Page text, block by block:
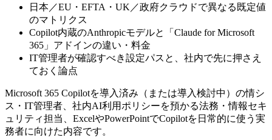
日本／EU・EFTA・UK／政府クラウドで異なる既定値
のマトリクス
Copilot内蔵のAnthropicモデルと「Claude for Microsoft
365」アドインの違い・料金
IT管理者が確認すべき設定パスと、社内で先に押さえ
ておく論点
Microsoft 365 Copilotを導入済み（または導入検討中）の情シ
ス・IT管理者、社内AI利用ポリシーを預かる法務・情報セキ
ュリティ担当、ExcelやPowerPointでCopilotを日常的に使う実
務者に向けた内容です。